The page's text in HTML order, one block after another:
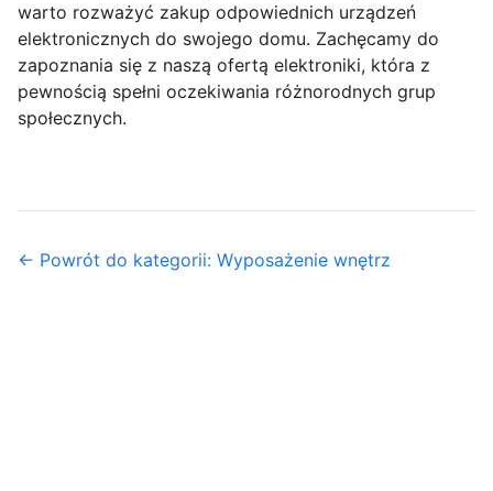
warto rozważyć zakup odpowiednich urządzeń
elektronicznych do swojego domu. Zachęcamy do
zapoznania się z naszą ofertą elektroniki, która z
pewnością spełni oczekiwania różnorodnych grup
społecznych.
← Powrót do kategorii: Wyposażenie wnętrz